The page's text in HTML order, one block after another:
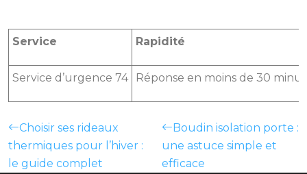
Service Rapidité
Service d’urgence 74 Réponse en moins de 30
Choisir ses rideaux
thermiques pour l’hiver :
le guide complet
Boudin isolation porte :
une astuce simple et
efficace